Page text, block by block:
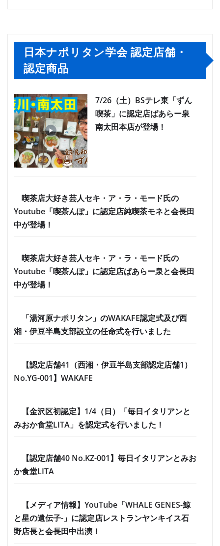
日本ナポリタン学会 認定店舗・
認定商品
7/26（土）BSテレ東「ずん
喫茶」に認定店ぱあらー泉
南太田本店が登場！
喫茶店大好き芸人セキ・ア・ラ・モード氏の
Youtube「喫茶んぽ」に認定店純喫茶モネと会長田
中が登場！
喫茶店大好き芸人セキ・ア・ラ・モード氏の
Youtube「喫茶んぽ」に認定店ぱあらー泉と会長田
中が登場！
「湯河原ナポリタン」のWAKAFE認定式及び西
湘・伊豆半島支部設立の任命式を行いました
【認定店舗41（西湘・伊豆半島支部認定店舗1）
No.YG-001】WAKAFE
【金沢区初認定】1/4（日）「毎日イタリアンと
みおか食堂LITA」を認定式を行いました！
【認定店舗40 No.KZ-001】毎日イタリアンとみお
か食堂LITA
【メディア情報】YouTube「WHALE GENES-鯨
と星の遺伝子-」に認定店レストランヤンキイス石
野店長と会長田中出演！